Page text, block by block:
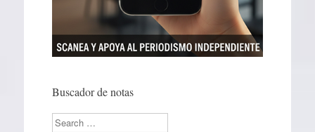
Buscador de notas
Search